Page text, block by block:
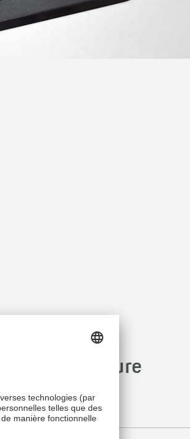
sur mesure